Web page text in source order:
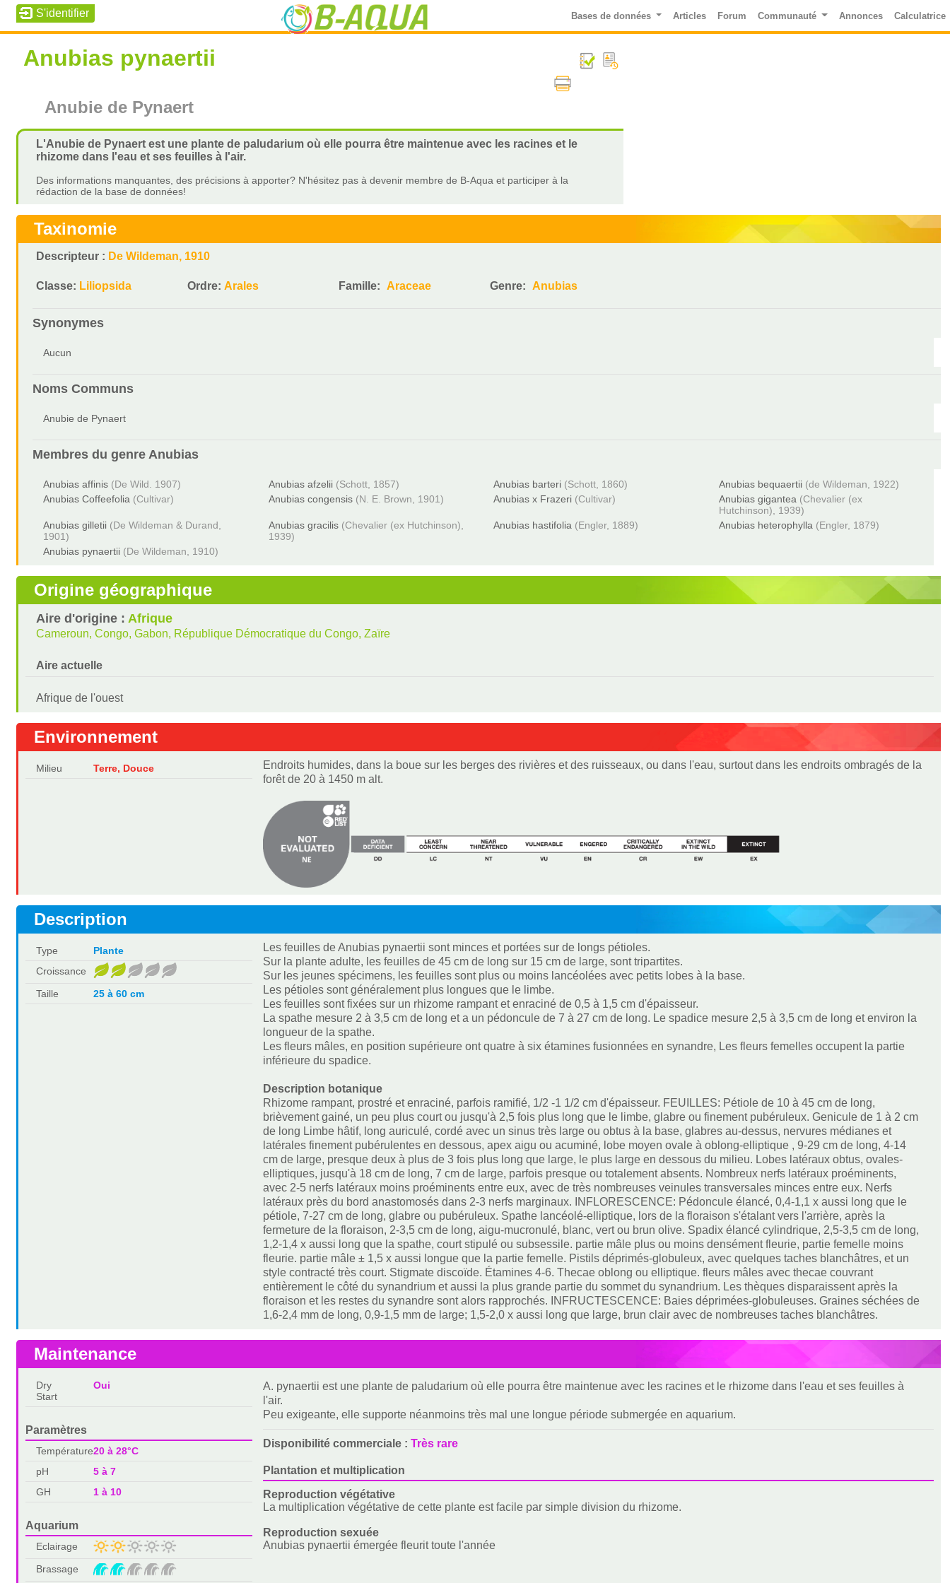
Bases de données Articles Forum Communauté Annonces Calculatrice
Anubias pynaertii
Anubie de Pynaert
L'Anubie de Pynaert est une plante de paludarium où elle pourra être maintenue avec les racines et le
rhizome dans l'eau et ses feuilles à l'air.
Des informations manquantes, des précisions à apporter? N'hésitez pas à devenir membre de B-Aqua et participer à la
rédaction de la base de données!
Taxinomie
Descripteur : De Wildeman, 1910
Classe: Liliopsida Ordre:Arales Famille: Araceae Genre: Anubias
Synonymes
Aucun
Noms Communs
Anubie de Pynaert
Membres du genreAnubias
Anubias affinis (De Wild. 1907) Anubias afzelii (Schott, 1857) Anubias barteri (Schott, 1860) Anubias bequaertii (de Wildeman, 1922)
Anubias Coffeefolia (Cultivar) Anubias congensis (N. E. Brown, 1901) Anubias x Frazeri (Cultivar) Anubias gigantea (Chevalier (ex
Hutchinson), 1939)
Anubias gilletii (De Wildeman & Durand,
1901)
Anubias gracilis (Chevalier (ex Hutchinson),
1939)
Anubias hastifolia (Engler, 1889) Anubias heterophylla (Engler, 1879)
Anubias pynaertii (De Wildeman, 1910)
Origine géographique
Aire d'origine :Afrique
Cameroun, Congo, Gabon, République Démocratique du Congo, Zaïre
Aire actuelle
Afrique de l'ouest
Environnement
Milieu Terre, Douce
Endroits humides, dans la boue sur les berges des rivières et des ruisseaux, ou dans l'eau, surtout dans les endroits ombragés de la
forêt de 20 à 1450 m alt.
Description
Type
Plante
Croissance
Taille
25 à 60 cm
Les feuilles de Anubias pynaertii sont minces et portées sur de longs pétioles.
Sur la plante adulte, les feuilles de 45 cm de long sur 15 cm de large, sont tripartites.
Sur les jeunes spécimens, les feuilles sont plus ou moins lancéolées avec petits lobes à la base.
Les pétioles sont généralement plus longues que le limbe.
Les feuilles sont fixées sur un rhizome rampant et enraciné de 0,5 à 1,5 cm d'épaisseur.
La spathe mesure 2 à 3,5 cm de long et a un pédoncule de 7 à 27 cm de long. Le spadice mesure 2,5 à 3,5 cm de long et environ la
longueur de la spathe.
Les fleurs mâles, en position supérieure ont quatre à six étamines fusionnées en synandre, Les fleurs femelles occupent la partie
inférieure du spadice.
Description botanique
Rhizome rampant, prostré et enraciné, parfois ramifié, 1/2 -1 1/2 cm d'épaisseur. FEUILLES: Pétiole de 10 à 45 cm de long,
brièvement gainé, un peu plus court ou jusqu'à 2,5 fois plus long que le limbe, glabre ou finement pubéruleux. Genicule de 1 à 2 cm
de long Limbe hâtif, long auriculé, cordé avec un sinus très large ou obtus à la base, glabres au-dessus, nervures médianes et
latérales finement pubérulentes en dessous, apex aigu ou acuminé, lobe moyen ovale à oblong-elliptique , 9-29 cm de long, 4-14
cm de large, presque deux à plus de 3 fois plus long que large, le plus large en dessous du milieu. Lobes latéraux obtus, ovales-
elliptiques, jusqu'à 18 cm de long, 7 cm de large, parfois presque ou totalement absents. Nombreux nerfs latéraux proéminents,
avec 2-5 nerfs latéraux moins proéminents entre eux, avec de très nombreuses veinules transversales minces entre eux. Nerfs
latéraux près du bord anastomosés dans 2-3 nerfs marginaux. INFLORESCENCE: Pédoncule élancé, 0,4-1,1 x aussi long que le
pétiole, 7-27 cm de long, glabre ou pubéruleux. Spathe lancéolé-elliptique, lors de la floraison s'étalant vers l'arrière, après la
fermeture de la floraison, 2-3,5 cm de long, aigu-mucronulé, blanc, vert ou brun olive. Spadix élancé cylindrique, 2,5-3,5 cm de long,
1,2-1,4 x aussi long que la spathe, court stipulé ou subsessile. partie mâle plus ou moins densément fleurie, partie femelle moins
fleurie. partie mâle ± 1,5 x aussi longue que la partie femelle. Pistils déprimés-globuleux, avec quelques taches blanchâtres, et un
style contracté très court. Stigmate discoïde. Étamines 4-6. Thecae oblong ou elliptique. fleurs mâles avec thecae couvrant
entièrement le côté du synandrium et aussi la plus grande partie du sommet du synandrium. Les thèques disparaissent après la
floraison et les restes du synandre sont alors rapprochés. INFRUCTESCENCE: Baies déprimées-globuleuses. Graines séchées de
1,6-2,4 mm de long, 0,9-1,5 mm de large; 1,5-2,0 x aussi long que large, brun clair avec de nombreuses taches blanchâtres.
Maintenance
Dry
Start
Oui
Paramètres
Température20 à 28°C
pH
5 à 7
GH
1 à 10
Aquarium
Eclairage
Brassage
A. pynaertii est une plante de paludarium où elle pourra être maintenue avec les racines et le rhizome dans l'eau et ses feuilles à
l'air.
Peu exigeante, elle supporte néanmoins très mal une longue période submergée en aquarium.
Disponibilité commerciale : Très rare
Plantation et multiplication
Reproduction végétative
La multiplication végétative de cette plante est facile par simple division du rhizome.
Reproduction sexuée
Anubias pynaertii émergée fleurit toute l'année